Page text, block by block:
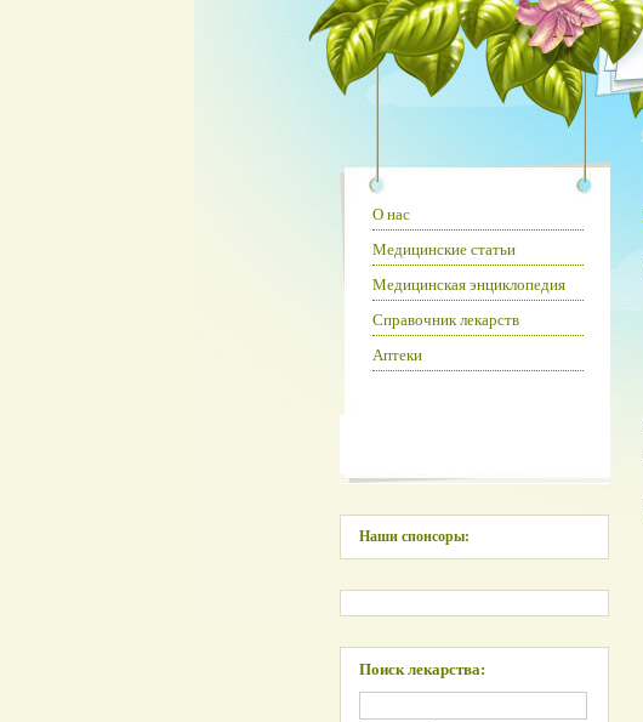
О нас
Медицинские статьи
Медицинская энциклопедия
Справочник лекарств
Аптеки
Наши спонсоры:
Поиск лекарства: